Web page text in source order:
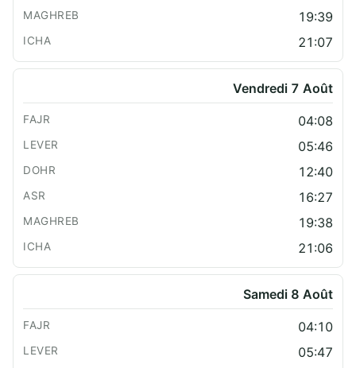
19:39
21:07
Vendredi 7 Août
04:08
05:46
12:40
16:27
19:38
21:06
Samedi 8 Août
04:10
05:47